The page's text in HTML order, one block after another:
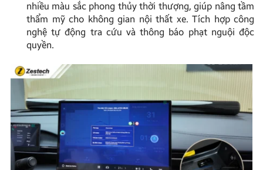
nhiều màu sắc phong thủy thời thượng, giúp nâng tầm
thẩm mỹ cho không gian nội thất xe. Tích hợp công
nghệ tự động tra cứu và thông báo phạt nguội độc
quyền.